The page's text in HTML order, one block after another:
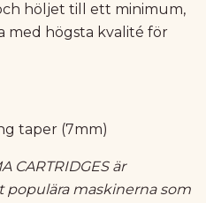
höljet till ett minimum,
med högsta kvalité för
taper (7mm)
CARTRIDGES är
maskinerna som